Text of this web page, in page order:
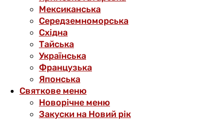
Мексиканська
Середземноморська
Східна
Тайська
Українська
Французька
Японська
Святкове меню
Новорічне меню
Закуски на Новий рік